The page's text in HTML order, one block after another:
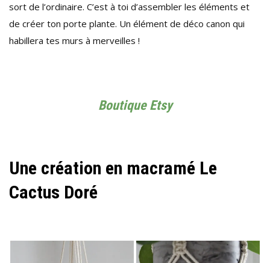
sort de l’ordinaire. C’est à toi d’assembler les éléments et
de créer ton porte plante. Un élément de déco canon qui
habillera tes murs à merveilles !
Boutique Etsy
Une création en macramé Le
Cactus Doré